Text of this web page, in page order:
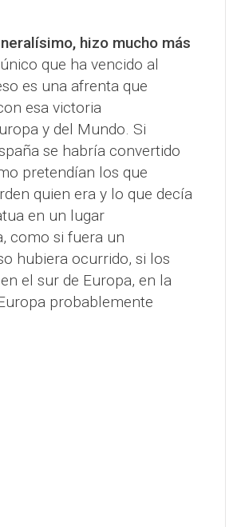
hizo mucho más
que ha vencido al
es una afrenta que
esa victoria
y del Mundo. Si
se habría convertido
pretendían los que
quien era y lo que decía
en un lugar
como si fuera un
hubiera ocurrido, si los
el sur de Europa, en la
probablemente